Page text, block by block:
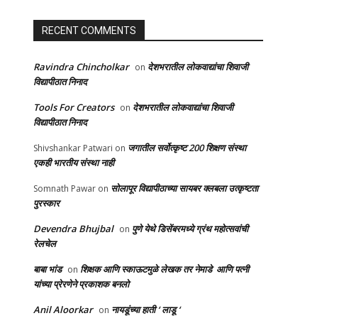
RECENT COMMENTS
Ravindra Chincholkar on देशभरातील लोकवाद्यांचा शिवाजी
विद्यापीठात निनाद
Tools For Creators on देशभरातील लोकवाद्यांचा शिवाजी
विद्यापीठात निनाद
Shivshankar Patwari on जगातील सर्वोत्कृष्ट 200 शिक्षण संस्था
एकही भारतीय संस्था नाही
Somnath Pawar on सोलापूर विद्यापीठाच्या सायबर क्लबला उत्कृष्टता
पुरस्कार
Devendra Bhujbal on पुणे येथे डिसेंबरमध्ये ग्रंथ महोत्सवांची
रेलचेल
बाबा भांड on शिक्षक आणि स्काऊटमुळे लेखक तर नेमाडे आणि पत्नी
यांच्या प्रेरणेने प्रकाशक बनलो
Anil Aloorkar on नायडूंच्या हाती ‘ लाडू ‘